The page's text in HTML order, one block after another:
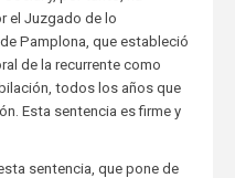
el Juzgado de lo
Pamplona, que estableció
de la recurrente como
todos los años que
Esta sentencia es firme y
sentencia, que pone de